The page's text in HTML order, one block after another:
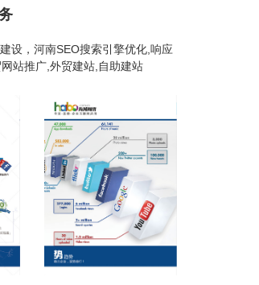
设，河南SEO搜索引擎优化,响应
站推广,外贸建站,自助建站